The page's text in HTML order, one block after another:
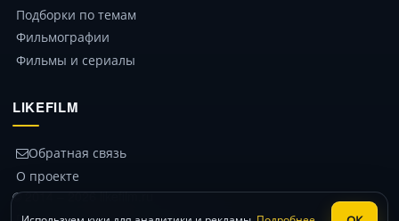
Подборки по темам
Фильмографии
Фильмы и сериалы
LIKEFILM
Обратная связь
О проекте
© 2014 – 2026 likefilm.ru